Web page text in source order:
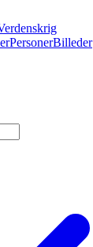
PersonerBilleder